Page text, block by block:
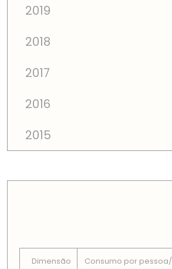
2019
2018
2017
2016
2015
Dimensão
Consumo por pessoa/